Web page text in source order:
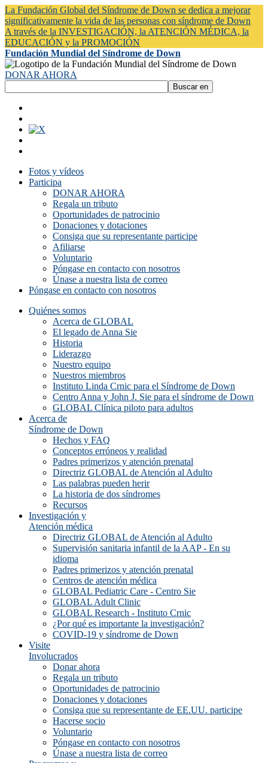
La Fundación Global del Síndrome de Down se dedica a mejorar
significativamente la vida de las personas con síndrome de Down
A través de la INVESTIGACIÓN, la ATENCIÓN MÉDICA, la
EDUCACIÓN y la PROMOCIÓN
Fundación Mundial del Síndrome de Down
DONAR AHORA
Fotos y vídeos
Participa
DONAR AHORA
Regala un tributo
Oportunidades de patrocinio
Donaciones y dotaciones
Consiga que su representante participe
Afiliarse
Voluntario
Póngase en contacto con nosotros
Únase a nuestra lista de correo
Póngase en contacto con nosotros
Quiénes somos
Acerca de GLOBAL
El legado de Anna Sie
Historia
Liderazgo
Nuestro equipo
Nuestros miembros
Instituto Linda Crnic para el Síndrome de Down
Centro Anna y John J. Sie para el síndrome de Down
GLOBAL Clínica piloto para adultos
Acerca de
Síndrome de Down
Hechos y FAQ
Conceptos erróneos y realidad
Padres primerizos y atención prenatal
Directriz GLOBAL de Atención al Adulto
Las palabras pueden herir
La historia de dos síndromes
Recursos
Investigación y
Atención médica
Directriz GLOBAL de Atención al Adulto
Supervisión sanitaria infantil de la AAP - En su
idioma
Padres primerizos y atención prenatal
Centros de atención médica
GLOBAL Pediatric Care - Centro Sie
GLOBAL Adult Clinic
GLOBAL Research - Instituto Crnic
¿Por qué es importante la investigación?
COVID-19 y síndrome de Down
Visite
Involucrados
Donar ahora
Regala un tributo
Oportunidades de patrocinio
Donaciones y dotaciones
Consiga que su representante de EE.UU. participe
Hacerse socio
Voluntario
Póngase en contacto con nosotros
Únase a nuestra lista de correo